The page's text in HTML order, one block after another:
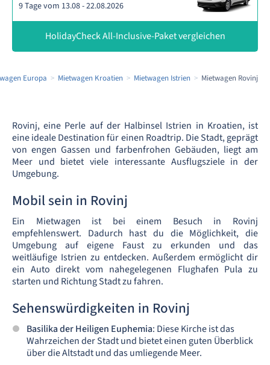
9 Tage vom 13.08 - 22.08.2026
HolidayCheck All-Inclusive-Paket vergleichen
Europa Mietwagen Kroatien Mietwagen Istrien Mietwagen Rovinj
Rovinj, eine Perle auf der Halbinsel Istrien in Kroatien, ist
eine ideale Destination für einen Roadtrip. Die Stadt, geprägt
von engen Gassen und farbenfrohen Gebäuden, liegt am
Meer und bietet viele interessante Ausflugsziele in der
Umgebung.
Mobil sein in Rovinj
Ein Mietwagen ist bei einem Besuch in Rovinj
empfehlenswert. Dadurch hast du die Möglichkeit, die
Umgebung auf eigene Faust zu erkunden und das
weitläufige Istrien zu entdecken. Außerdem ermöglicht dir
ein Auto direkt vom nahegelegenen Flughafen Pula zu
starten und Richtung Stadt zu fahren.
Sehenswürdigkeiten in Rovinj
Basilika der Heiligen Euphemia: Diese Kirche ist das
Wahrzeichen der Stadt und bietet einen guten Überblick
über die Altstadt und das umliegende Meer.